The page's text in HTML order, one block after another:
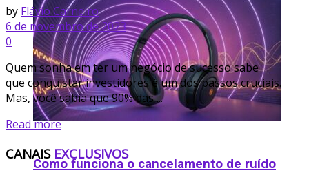
Como funciona o cancelamento de ruído
by Flávio Carneiro
6 de novembro de 2023
0
Quem sonha em ter um negócio de sucesso sabe
que conquistar investidores é um dos passos cruciais.
Mas, você sabia que 90% das ...
Read moreDetails
CANAIS EXCLUSIVOS